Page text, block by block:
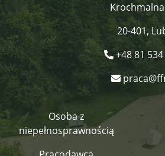
20-401,
+48 81
Osoba z
niepełnosprawnością